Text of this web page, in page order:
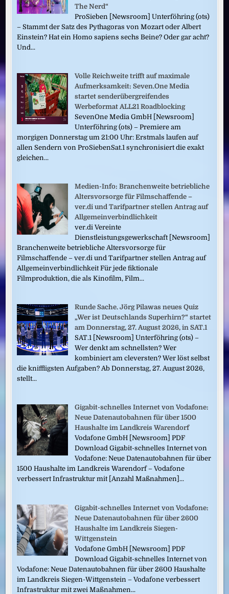
The Nerd“
ProSieben [Newsroom] Unterföhring (ots)
– Stammt der Satz des Pythagoras von Mozart oder Albert
Einstein? Hat ein Homo sapiens sechs Beine? Oder gar acht?
Und...
Volle Reichweite trifft auf maximale
Aufmerksamkeit: Seven.One Media
startet senderübergreifendes
Werbeformat ALL21 Roadblocking
SevenOne Media GmbH [Newsroom]
Unterföhring (ots) – Premiere am
morgigen Donnerstag um 21:00 Uhr: Erstmals laufen auf
allen Sendern von ProSiebenSat.1 synchronisiert die exakt
gleichen...
Medien-Info: Branchenweite betriebliche
Altersvorsorge für Filmschaffende –
ver.di und Tarifpartner stellen Antrag auf
Allgemeinverbindlichkeit
ver.di Vereinte
Dienstleistungsgewerkschaft [Newsroom]
Branchenweite betriebliche Altersvorsorge für
Filmschaffende – ver.di und Tarifpartner stellen Antrag auf
Allgemeinverbindlichkeit Für jede fiktionale
Filmproduktion, die als Kinofilm, Film...
Runde Sache. Jörg Pilawas neues Quiz
„Wer ist Deutschlands Superhirn?“ startet
am Donnerstag, 27. August 2026, in SAT.1
SAT.1 [Newsroom] Unterföhring (ots) –
Wer denkt am schnellsten? Wer
kombiniert am cleversten? Wer löst selbst
die kniffligsten Aufgaben? Ab Donnerstag, 27. August 2026,
stellt...
Gigabit-schnelles Internet von Vodafone:
Neue Datenautobahnen für über 1500
Haushalte im Landkreis Warendorf
Vodafone GmbH [Newsroom] PDF
Download Gigabit-schnelles Internet von
Vodafone: Neue Datenautobahnen für über
1500 Haushalte im Landkreis Warendorf – Vodafone
verbessert Infrastruktur mit [Anzahl Maßnahmen]...
Gigabit-schnelles Internet von Vodafone:
Neue Datenautobahnen für über 2600
Haushalte im Landkreis Siegen-
Wittgenstein
Vodafone GmbH [Newsroom] PDF
Download Gigabit-schnelles Internet von
Vodafone: Neue Datenautobahnen für über 2600 Haushalte
im Landkreis Siegen-Wittgenstein – Vodafone verbessert
Infrastruktur mit zwei Maßnahmen...